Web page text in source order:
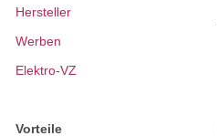
Hersteller
Werben
Elektro-VZ
Vorteile